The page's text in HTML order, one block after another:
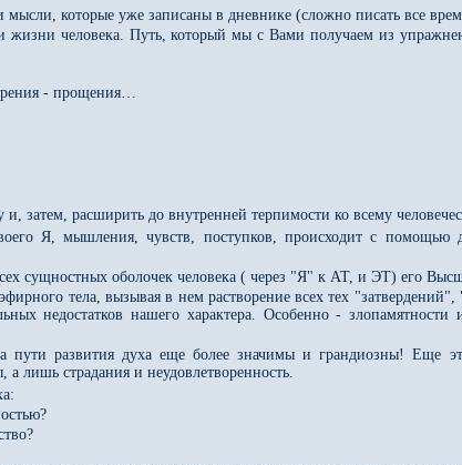
мысли, которые уже записаны в дневнике (сложно писать все
жизни человека. Путь, который мы с Вами получаем из
- прощения…
затем, расширить до внутренней терпимости ко всему
Я, мышления, чувств, поступков, происходит с
сущностных оболочек человека ( через "Я" к АТ, и ЭТ) его
тела, вызывая в нем растворение всех тех
недостатков нашего характера. Особенно -
развития духа еще более значимы и грандиозны! Еще
лишь страдания и неудовлетворенность.